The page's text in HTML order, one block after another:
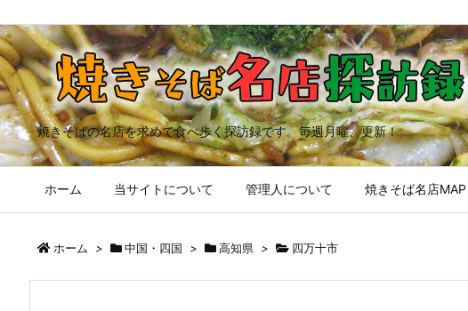
焼きそばの名店を求めて食べ歩く探訪録です。毎週月曜、更新！
ホーム 当サイトについて 管理人について 焼きそば名店MAP
ホーム > 中国・四国 > 高知県 > 四万十市